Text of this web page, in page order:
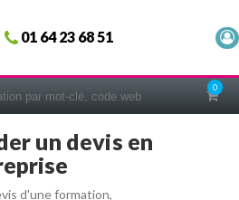
01 64 23 68 51
0
un devis en
d'une formation,